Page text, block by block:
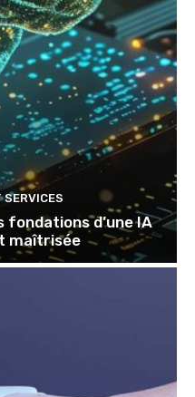
SERVICES
d’une IA
maîtrisée